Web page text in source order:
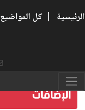
الرئيسية | كل المواضيع